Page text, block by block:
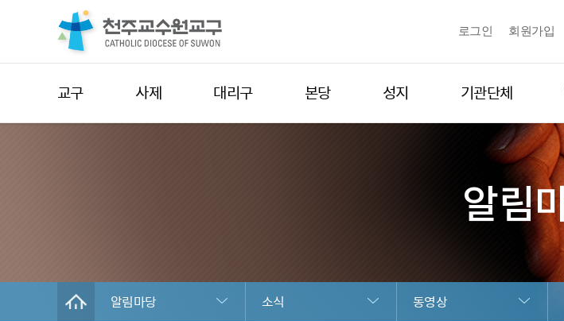
로그인 회원가입
교구 사제 대리구 본당 성지 기관단체
알림
알림마당 소식 동영상